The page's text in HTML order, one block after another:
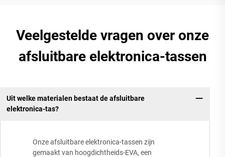
Veelgestelde vragen over onze
afsluitbare elektronica-tassen
Uit welke materialen bestaat de afsluitbare
elektronica-tas?
Onze afsluitbare elektronica-tassen zijn
gemaakt van hoogdichtheids-EVA, een